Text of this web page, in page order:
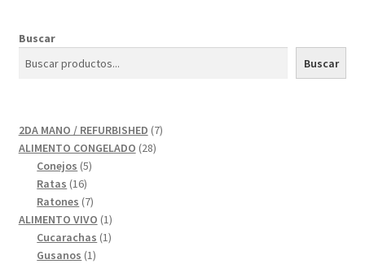
Buscar
Buscar
2DA MANO / REFURBISHED 77
ALIMENTO CONGELADO 2828
Conejos 55
Ratas 1616
productos
Ratones 77
productos
ALIMENTO VIVO 11
producto
Cucarachas 11
Gusanos 11